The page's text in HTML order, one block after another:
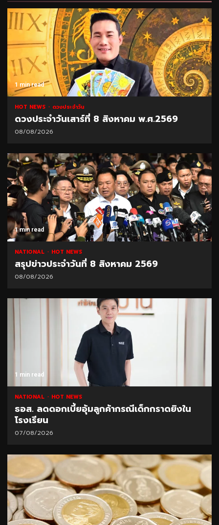
1 min read
HOT NEWS ดวงประจำวัน
ดวงประจำวันเสาร์ที่ 8 สิงหาคม พ.ศ.2569
08/08/2026
1 min read
NATIONAL HOT NEWS
สรุปข่าวประจำวันที่ 8 สิงหาคม 2569
08/08/2026
1 min read
NATIONAL HOT NEWS
ธอส. ลดดอกเบี้ยอุ้มลูกค้ากรณีเด็กกราดยิงใน
โรงเรียน
07/08/2026